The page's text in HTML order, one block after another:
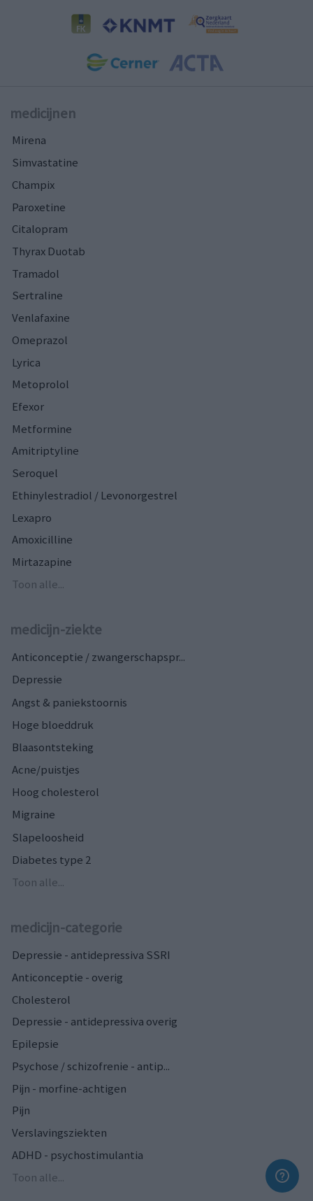
medicijnen
Mirena
Simvastatine
Champix
Paroxetine
Citalopram
Thyrax Duotab
Tramadol
Sertraline
Venlafaxine
Omeprazol
Lyrica
Metoprolol
Efexor
Metformine
Amitriptyline
Seroquel
Ethinylestradiol / Levonorgestrel
Lexapro
Amoxicilline
Mirtazapine
Toon alle...
medicijn-ziekte
Anticonceptie / zwangerschapspr...
Depressie
Angst & paniekstoornis
Hoge bloeddruk
Blaasontsteking
Acne/puistjes
Hoog cholesterol
Migraine
Slapeloosheid
Diabetes type 2
Toon alle...
medicijn-categorie
Depressie - antidepressiva SSRI
Anticonceptie - overig
Cholesterol
Depressie - antidepressiva overig
Epilepsie
Psychose / schizofrenie - antip...
Pijn - morfine-achtigen
Pijn
Verslavingsziekten
ADHD - psychostimulantia
Toon alle...